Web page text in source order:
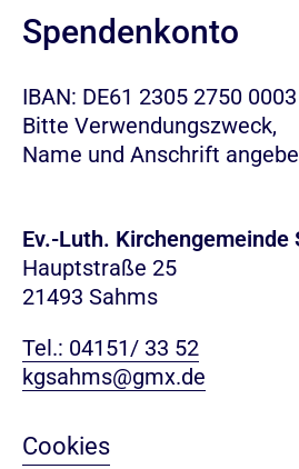
Spendenkonto
IBAN: DE61 2305 2750
Bitte Verwendungszweck,
Name und Anschrift
Ev.-Luth. Kirchengemeinde
Hauptstraße 25
21493 Sahms
Tel.: 04151/ 33 52
kgsahms@gmx.de
Cookies